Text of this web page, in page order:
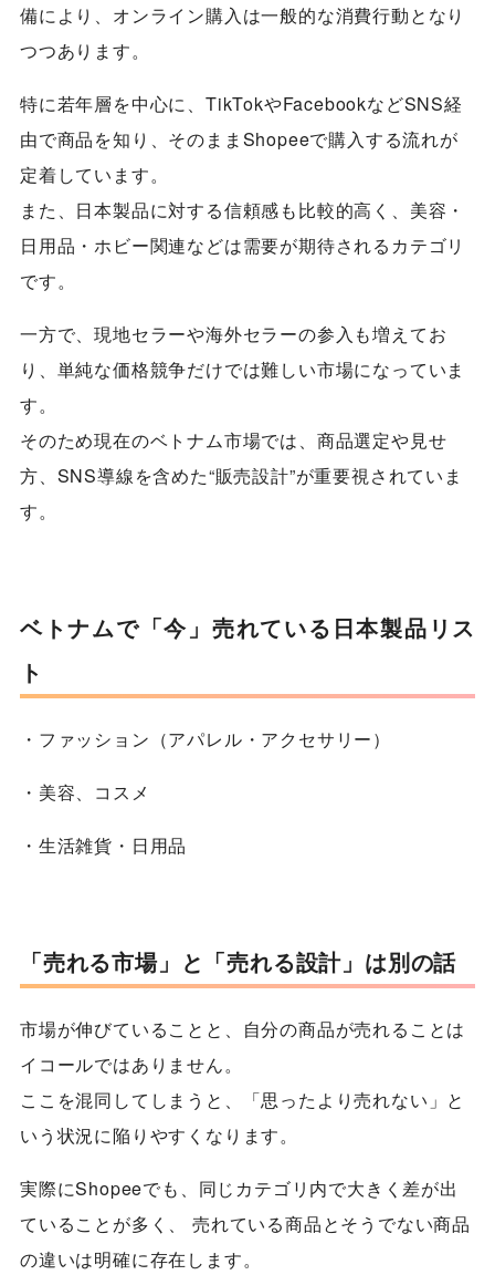
備により、オンライン購入は一般的な消費行動となり
つつあります。
特に若年層を中心に、TikTokやFacebookなどSNS経
由で商品を知り、そのままShopeeで購入する流れが
定着しています。
また、日本製品に対する信頼感も比較的高く、美容・
日用品・ホビー関連などは需要が期待されるカテゴリ
です。
一方で、現地セラーや海外セラーの参入も増えてお
り、単純な価格競争だけでは難しい市場になっていま
す。
そのため現在のベトナム市場では、商品選定や見せ
方、SNS導線を含めた“販売設計”が重要視されていま
す。
ベトナムで「今」売れている日本製品リス
ト
・ファッション（アパレル・アクセサリー）
・美容、コスメ
・生活雑貨・日用品
「売れる市場」と「売れる設計」は別の話
市場が伸びていることと、自分の商品が売れることは
イコールではありません。
ここを混同してしまうと、「思ったより売れない」と
いう状況に陥りやすくなります。
実際にShopeeでも、同じカテゴリ内で大きく差が出
ていることが多く、 売れている商品とそうでない商品
の違いは明確に存在します。